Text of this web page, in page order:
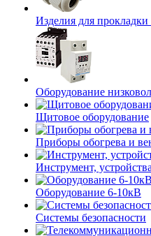
Изделия для
Оборудование
Щитовое оборудование
Приборы обогрева и
Инструмент,
Оборудование 6-10кВ
Системы безопасности